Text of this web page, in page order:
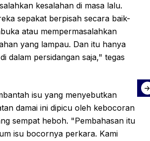
kesalahan di masa lalu.
sepakat berpisah secara baik-
atau mempermasalahkan
yang lampau. Dan itu hanya
dalam persidangan saja," tegas
isu yang menyebutkan
damai ini dipicu oleh kebocoran
sempat heboh. "Pembahasan itu
isu bocornya perkara. Kami